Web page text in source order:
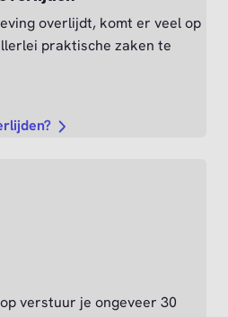
overlijdt, komt er veel op
praktische zaken te
verstuur je ongeveer 30